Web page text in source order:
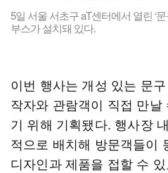
5일 서울 서초구 aT센터에서 열린 ‘
부스가 설치돼 있다.
이번 행사는 개성 있는 문
작자와 관람객이 직접 만
기 위해 기획됐다. 행사장
적으로 배치해 방문객들이
디자인과 제품을 접할 수